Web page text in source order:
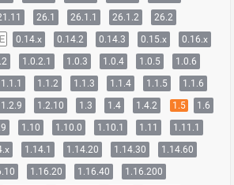
26.1 26.1.1 26.1.2 26.2
0.14.x 0.14.2 0.14.3 0.15.x
0.16.x
1.0.2.1 1.0.3 1.0.4 1.0.5
1.0.6
1.1.1 1.1.2 1.1.3 1.1.4 1.1.5
1.1.6
1.2.9 1.2.10 1.3 1.4 1.4.2 1.5
1.6
1.10 1.10.0 1.10.1 1.11
1.11.1
1.14.1 1.14.20 1.14.30
1.14.60
1.16.20 1.16.40
1.16.200